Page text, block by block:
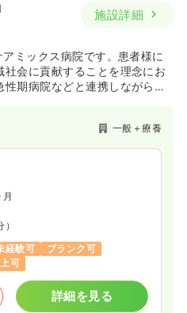
施設詳細
ミックス病院です。患者様に
会に貢献することを理念にお
期病院などと連携しながら地
一般＋療養
経験可
ブランク可
可
詳細を見る